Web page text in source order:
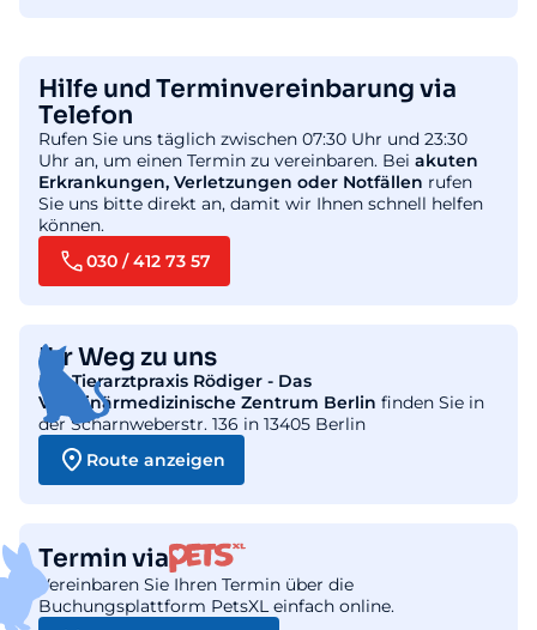
Hilfe und Terminvereinbarung via
Telefon
Rufen Sie uns täglich zwischen 07:30 Uhr und 23:30
Uhr an, um einen Termin zu vereinbaren. Bei akuten
Erkrankungen, Verletzungen oder Notfällen rufen
Sie uns bitte direkt an, damit wir Ihnen schnell helfen
können.
030 / 412 73 57
Ihr Weg zu uns
DieTierarztpraxis Rödiger - Das
Veterinärmedizinische Zentrum Berlin finden Sie in
der Scharnweberstr. 136 in 13405 Berlin
Route anzeigen
Termin via
Vereinbaren Sie Ihren Termin über die
Buchungsplattform PetsXL einfach online.